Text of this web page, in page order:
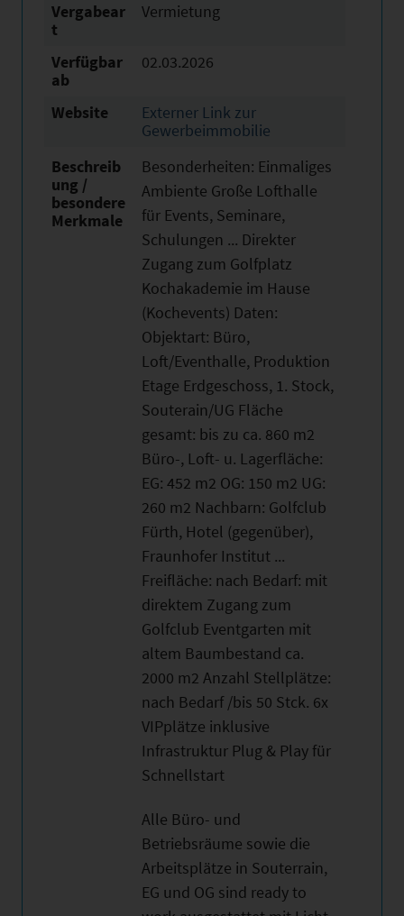
Vergabear
t
Vermietung
Verfügbar
ab
02.03.2026
Website
Externer Link zur
Gewerbeimmobilie
Beschreib
ung /
besondere
Merkmale
Besonderheiten: Einmaliges
Ambiente Große Lofthalle
für Events, Seminare,
Schulungen ... Direkter
Zugang zum Golfplatz
Kochakademie im Hause
(Kochevents) Daten:
Objektart: Büro,
Loft/Eventhalle, Produktion
Etage Erdgeschoss, 1. Stock,
Souterain/UG Fläche
gesamt: bis zu ca. 860 m2
Büro-, Loft- u. Lagerﬂäche:
EG: 452 m2 OG: 150 m2 UG:
260 m2 Nachbarn: Golfclub
Fürth, Hotel (gegenüber),
Fraunhofer Institut ...
Freifläche: nach Bedarf: mit
direktem Zugang zum
Golfclub Eventgarten mit
altem Baumbestand ca.
2000 m2 Anzahl Stellplätze:
nach Bedarf /bis 50 Stck. 6x
VIPplätze inklusive
Infrastruktur Plug & Play für
Schnellstart
Alle Büro- und
Betriebsräume sowie die
Arbeitsplätze in Souterrain,
EG und OG sind ready to